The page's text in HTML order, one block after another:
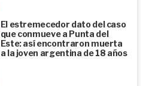
El estremecedor dato del caso
que conmueve a Punta del
Este: así encontraron muerta
a la joven argentina de 18 años